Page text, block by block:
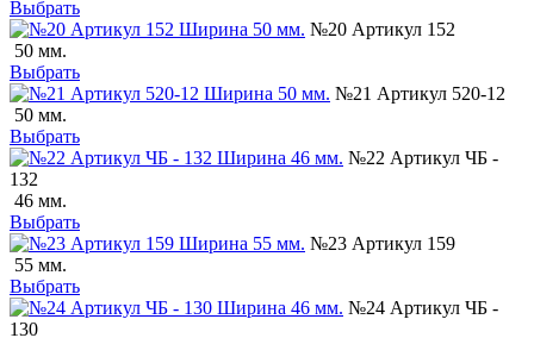
Выбрать
№20 Артикул 152
50 мм.
Выбрать
№21 Артикул 520-12
50 мм.
Выбрать
№22 Артикул ЧБ -
132
46 мм.
Выбрать
№23 Артикул 159
55 мм.
Выбрать
№24 Артикул ЧБ -
130